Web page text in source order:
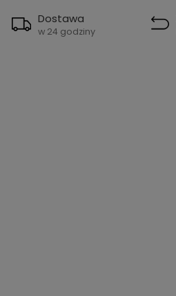
Dostawa
w 24 godziny